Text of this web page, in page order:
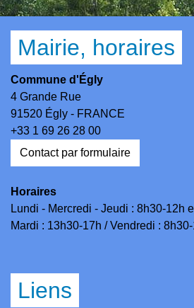
Mairie, horaires
Commune d'Égly
4 Grande Rue
91520 Égly - FRANCE
+33 1 69 26 28 00
Contact par formulaire
Horaires
Lundi - Mercredi - Jeudi : 8h30-12h
Mardi : 13h30-17h / Vendredi :
Liens